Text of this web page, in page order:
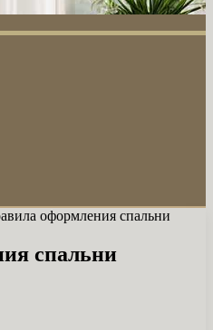
оформления спальни
спальни